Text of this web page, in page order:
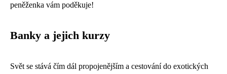
peněženka vám poděkuje!
Banky a jejich kurzy
Svět se stává čím dál propojenějším a cestování do exotických